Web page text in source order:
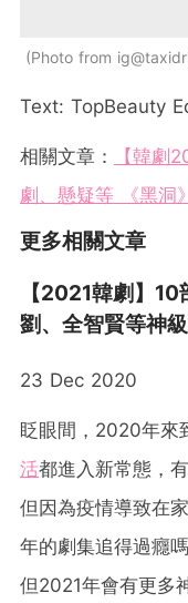
Photo from
Text: TopBeauty
相關文章：
【韓劇
劇、懸疑等 《黑洞
更多相關文章
【2021韓劇】
劉、全智賢等神
23 Dec 2020
眨眼間，2020年來
活都進入新常態，
但因為疫情導致在
年的劇集追得過癮
但2021年會有更多